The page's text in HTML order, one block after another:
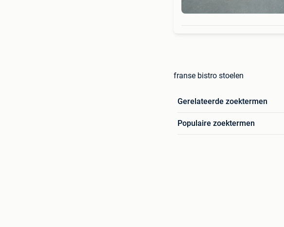
franse bistro stoelen
Gerelateerde zoektermen
Populaire zoektermen